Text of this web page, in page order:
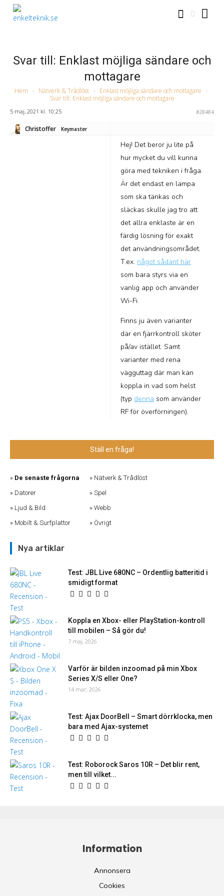
Svar till: Enklast möjliga sändare och
mottagare
Hem › Nätverk & Trådlöst › Enklast möjliga sändare och mottagare
›
Svar till: Enklast möjliga sändare och mottagare
5 maj, 2021 kl. 10:25 #28484
Christoffer Keymaster
Hej! Det beror ju lite på
hur mycket du vill kunna
göra med tekniken i fråga.
Är det endast en lampa
som ska tänkas och
släckas skulle jag tro att
det allra enklaste är en
färdig lösning för exakt
det användningsområdet.
T.ex. något sådant här
som bara styrs via en
vanlig app och använder
Wi-Fi.
Finns ju även varianter
där en fjärrkontroll sköter
på/av istället. Samt
varianter med rena
vägguttag där man kan
koppla in vad som helst
(typ denna som använder
RF för överförningen).
Ställ en fråga!
De senaste frågorna
Datorer
Ljud & Bild
Mobilt & Surfplattor
Nätverk & Trådlöst
Spel
Webb
Övrigt
Nya artiklar
Test: JBL Live 680NC – Ordentlig batteritid i
smidigt format
Koppla en Xbox- eller PlayStation-kontroll
till mobilen – Så gör du!
7 maj, 2026
Varför är bilden inzoomad på min Xbox
Series X/S eller One?
14 mar, 2026
Test: Ajax DoorBell – Smart dörrklocka, men
bara med Ajax-systemet
Test: Roborock Saros 10R – Det blir rent,
men till vilket...
Information
Annonsera
Cookies